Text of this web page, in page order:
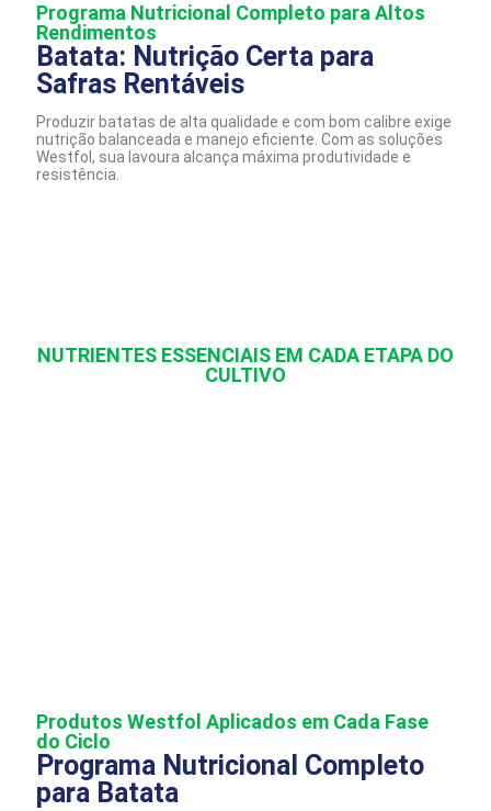
Programa Nutricional Completo para Altos
Rendimentos
Batata: Nutrição Certa para
Safras Rentáveis
Produzir batatas de alta qualidade e com bom calibre exige
nutrição balanceada e manejo eficiente. Com as soluções
Westfol, sua lavoura alcança máxima produtividade e
resistência.
NUTRIENTES ESSENCIAIS EM CADA ETAPA DO
CULTIVO
Produtos Westfol Aplicados em Cada Fase
do Ciclo
Programa Nutricional Completo
para Batata